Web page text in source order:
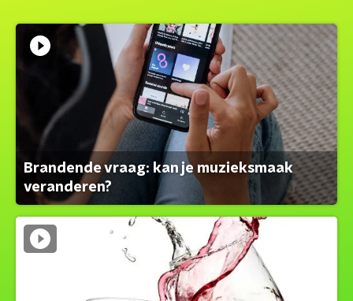
Brandende vraag: kan je muzieksmaak
veranderen?